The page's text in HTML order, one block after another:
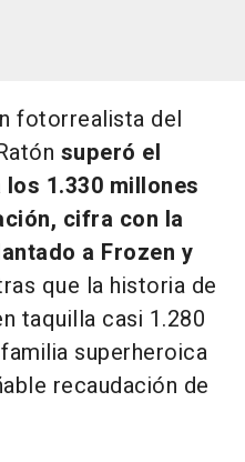
fotorrealista del
superó el
1.330 millones
cifra con la
a Frozen y
que la historia de
taquilla casi 1.280
superheroica
recaudación de